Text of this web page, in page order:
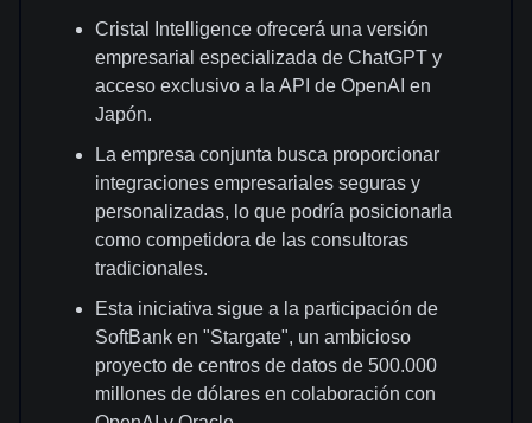
Cristal Intelligence ofrecerá una versión
empresarial especializada de ChatGPT y
acceso exclusivo a la API de OpenAI en
Japón.
La empresa conjunta busca proporcionar
integraciones empresariales seguras y
personalizadas, lo que podría posicionarla
como competidora de las consultoras
tradicionales.
Esta iniciativa sigue a la participación de
SoftBank en "Stargate", un ambicioso
proyecto de centros de datos de 500.000
millones de dólares en colaboración con